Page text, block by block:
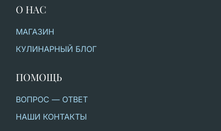
О НАС
МАГАЗИН
КУЛИНАРНЫЙ БЛОГ
ПОМОЩЬ
ВОПРОС — ОТВЕТ
НАШИ КОНТАКТЫ